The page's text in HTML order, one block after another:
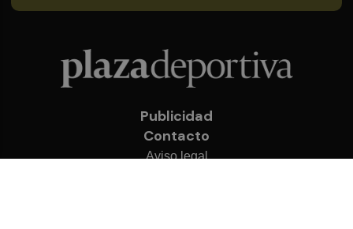
Publicidad
Contacto
Aviso legal